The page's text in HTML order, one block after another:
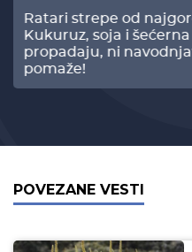
Ratari strepe od
Kukuruz, soja i
propadaju, ni
pomaže!
POVEZANE VESTI